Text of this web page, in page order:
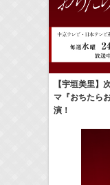
(TV)
> More
【宇垣美里】
マ『おちたら
演！